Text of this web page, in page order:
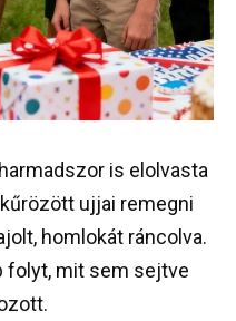
is elolvasta
ujjai remegni
homlokát ráncolva.
folyt, mit sem sejtve